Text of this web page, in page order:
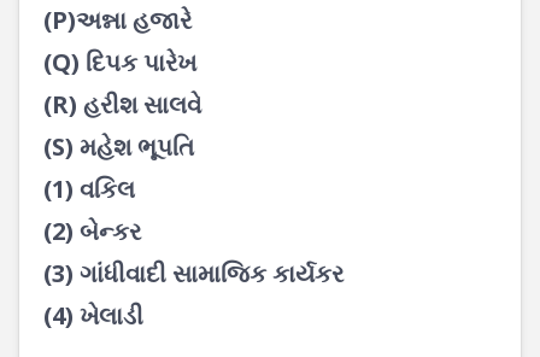
(P)અન્ના હજારે
(Q) દિપક પારેખ
(R) હરીશ સાલવે
(S) મહેશ ભૂપતિ
(1) વકિલ
(2) બેન્કર
(3) ગાંધીવાદી સામાજિક કાર્યકર
(4) ખેલાડી